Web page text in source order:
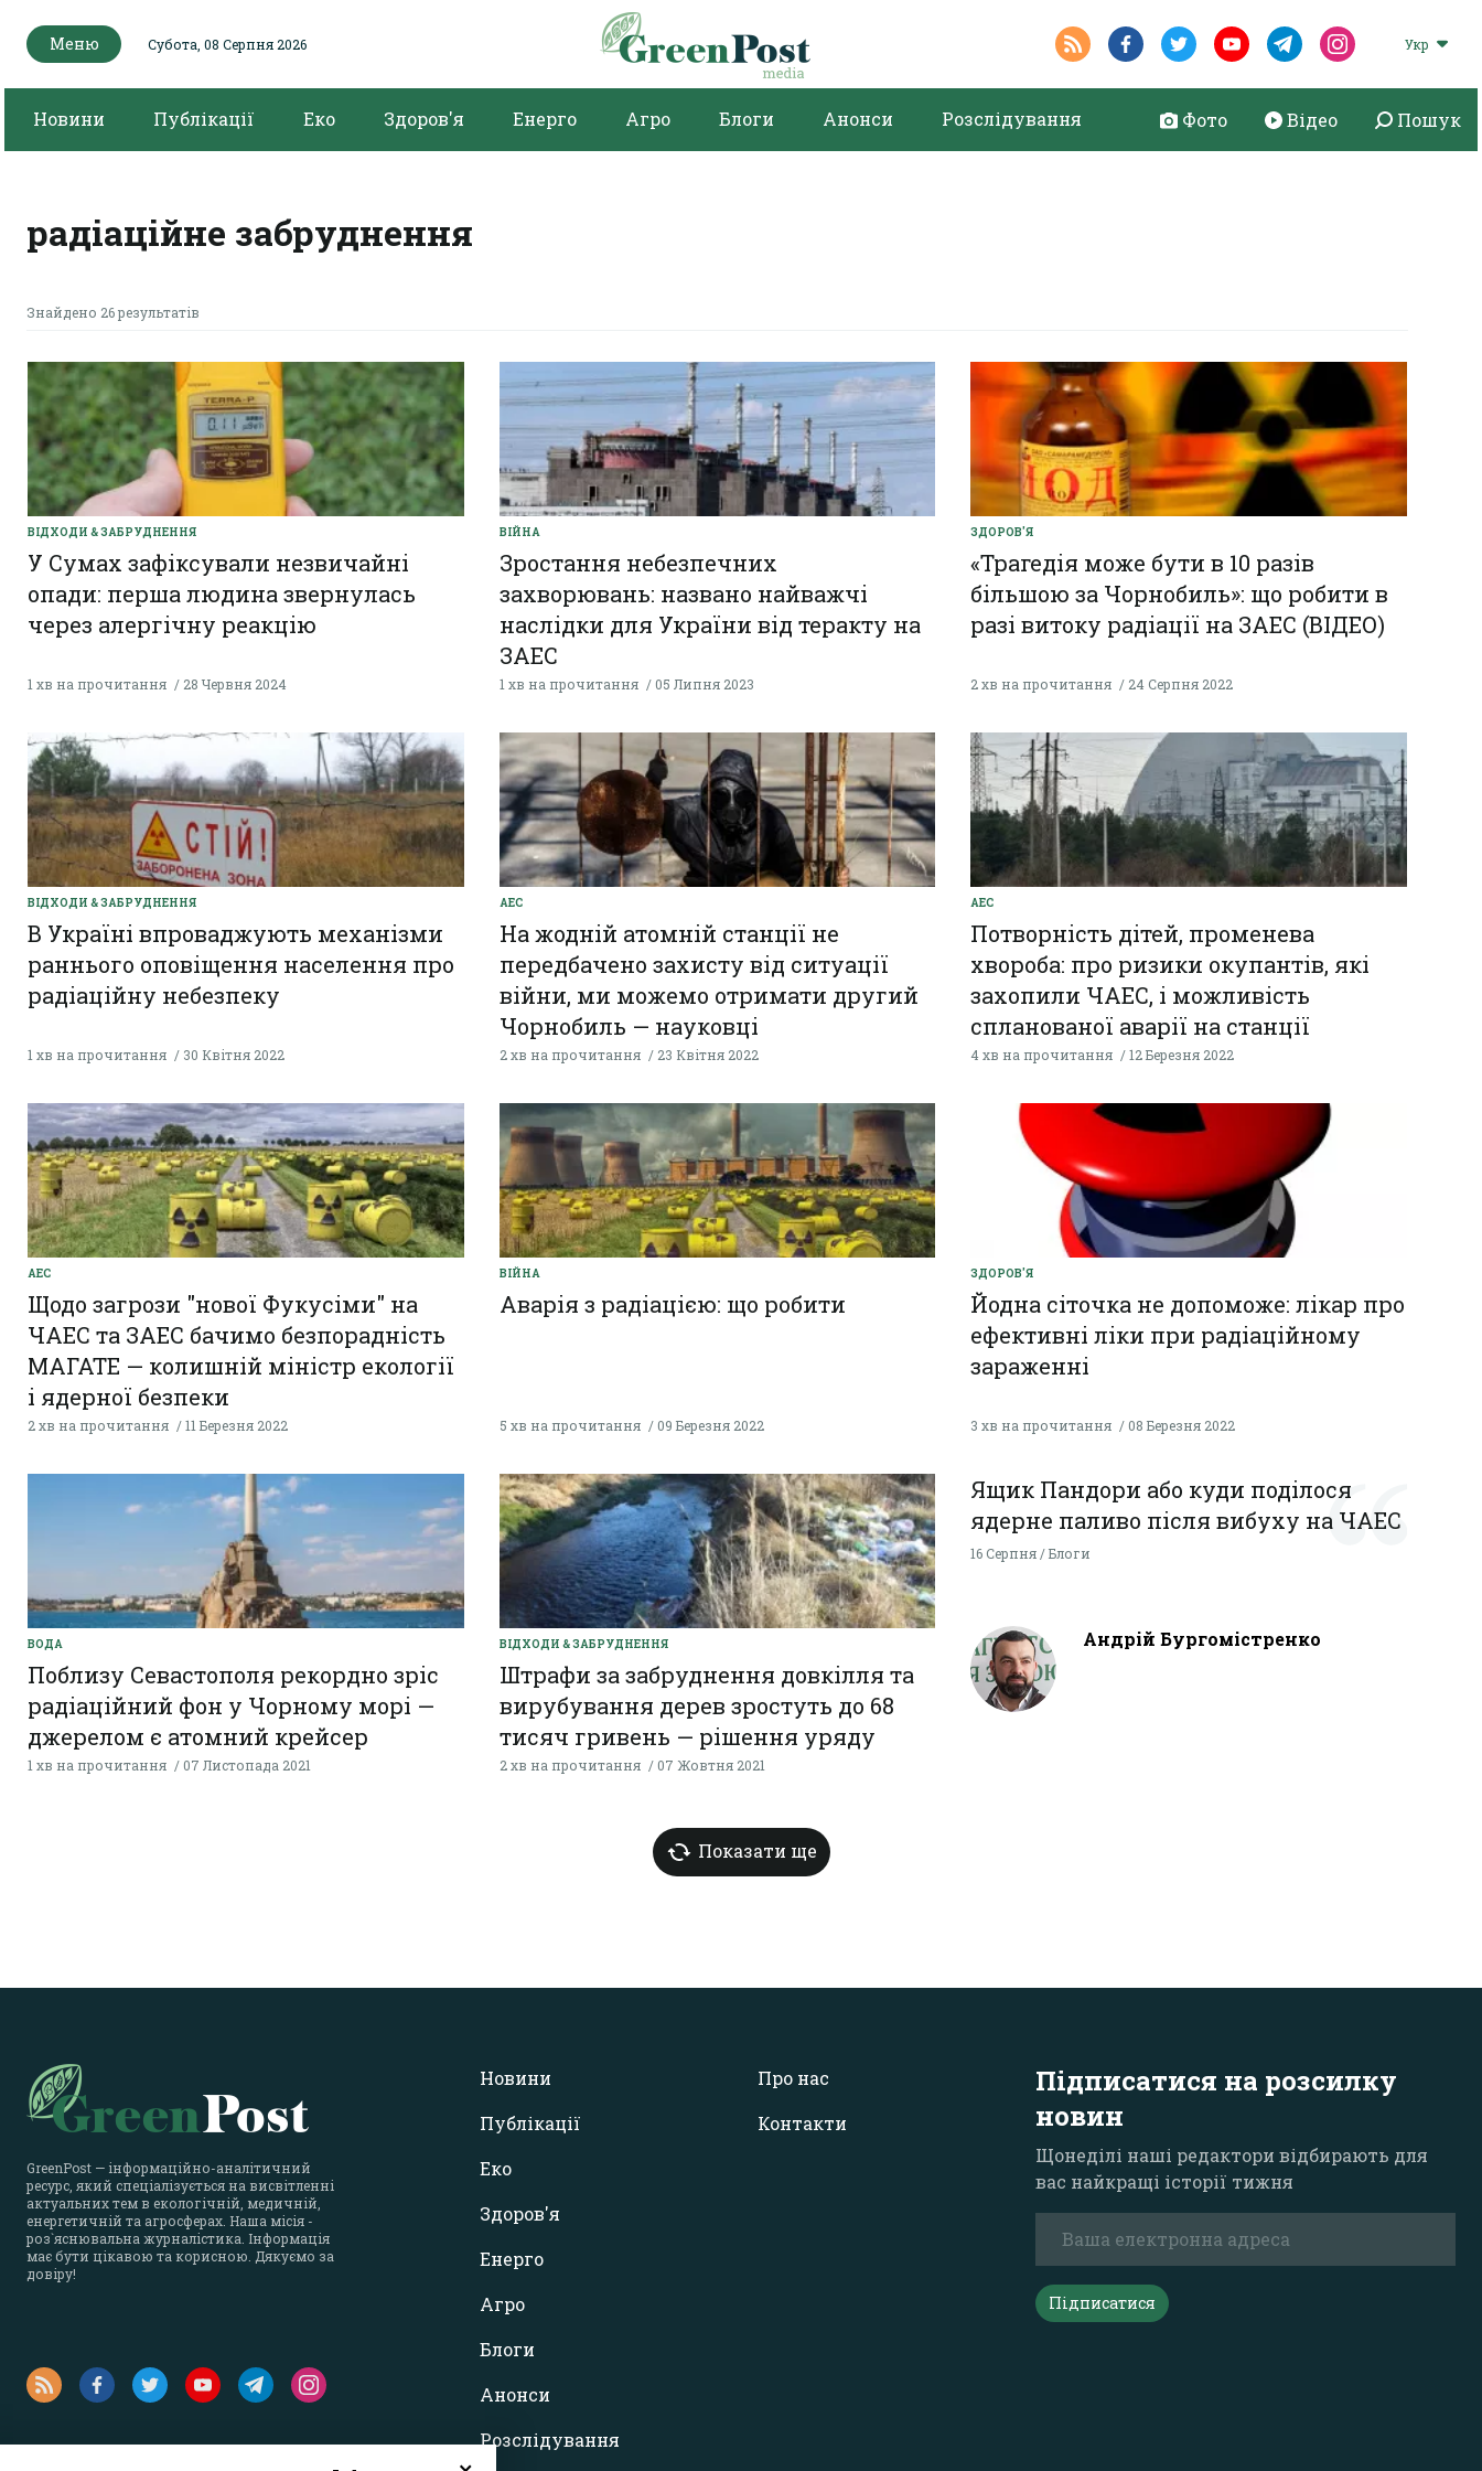
Меню Субота, 08 Серпня 2026 Укр
Новини Публікації Еко Здоров'я Енерго Агро Блоги Анонси Розслідування Фото Відео Пошук
радіаційне забруднення
Знайдено 26 результатів
ВІДХОДИ & ЗАБРУДНЕННЯ
У Сумах зафіксували незвичайні
опади: перша людина звернулась
через алергічну реакцію
1 хв на прочитання 28 Червня 2024
ВІЙНА
Зростання небезпечних
захворювань: названо найважчі
наслідки для України від теракту на
ЗАЕС
1 хв на прочитання 05 Липня 2023
ЗДОРОВ'Я
«Трагедія може бути в 10 разів
більшою за Чорнобиль»: що робити в
разі витоку радіації на ЗАЕС (ВІДЕО)
2 хв на прочитання 24 Серпня 2022
ВІДХОДИ & ЗАБРУДНЕННЯ
В Україні впроваджують механізми
раннього оповіщення населення про
радіаційну небезпеку
1 хв на прочитання 30 Квітня 2022
АЕС
На жодній атомній станції не
передбачено захисту від ситуації
війни, ми можемо отримати другий
Чорнобиль — науковці
2 хв на прочитання 23 Квітня 2022
АЕС
Потворність дітей, променева
хвороба: про ризики окупантів, які
захопили ЧАЕС, і можливість
спланованої аварії на станції
4 хв на прочитання 12 Березня 2022
АЕС
Щодо загрози "нової Фукусіми" на
ЧАЕС та ЗАЕС бачимо безпорадність
МАГАТЕ — колишній міністр екології
і ядерної безпеки
2 хв на прочитання 11 Березня 2022
ВІЙНА
Аварія з радіацією: що робити
5 хв на прочитання 09 Березня 2022
ЗДОРОВ'Я
Йодна сіточка не допоможе: лікар про
ефективні ліки при радіаційному
зараженні
3 хв на прочитання 08 Березня 2022
ВОДА
Поблизу Севастополя рекордно зріс
радіаційний фон у Чорному морі —
джерелом є атомний крейсер
1 хв на прочитання 07 Листопада 2021
ВІДХОДИ & ЗАБРУДНЕННЯ
Штрафи за забруднення довкілля та
вирубування дерев зростуть до 68
тисяч гривень — рішення уряду
2 хв на прочитання 07 Жовтня 2021
Ящик Пандори або куди поділося
ядерне паливо після вибуху на ЧАЕС
16 Серпня / Блоги
Андрій Бургомістренко
Показати ще
GreenPost — інформаційно-аналітичний
ресурс, який спеціалізується на висвітленні
актуальних тем в екологічній, медичній,
енергетичній та агросферах. Наша місія -
роз`яснювальна журналістика. Інформація
має бути цікавою та корисною. Дякуємо за
довіру!
Новини
Публікації
Еко
Здоров'я
Енерго
Агро
Блоги
Анонси
Розслідування
Про нас
Контакти
Підписатися на розсилку
новин
Щонеділі наші редактори відбирають для
вас найкращі історії тижня
Підписатися